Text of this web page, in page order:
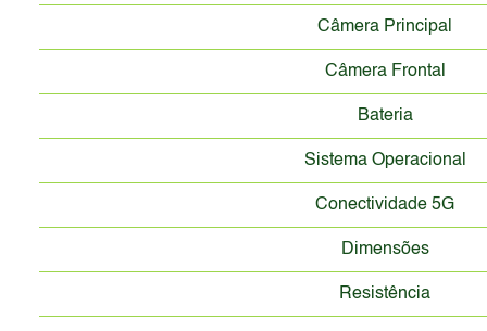
Câmera Principal
Câmera Frontal
Bateria
Sistema Operacional
Conectividade 5G
Dimensões
Resistência